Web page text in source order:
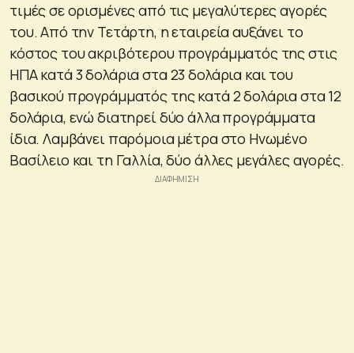
τιμές σε ορισμένες από τις μεγαλύτερες αγορές
του. Από την Τετάρτη, η εταιρεία αυξάνει το
κόστος του ακριβότερου προγράμματός της στις
ΗΠΑ κατά 3 δολάρια στα 23 δολάρια και του
βασικού προγράμματός της κατά 2 δολάρια στα 12
δολάρια, ενώ διατηρεί δύο άλλα προγράμματα
ίδια. Λαμβάνει παρόμοια μέτρα στο Ηνωμένο
Βασίλειο και τη Γαλλία, δύο άλλες μεγάλες αγορές.